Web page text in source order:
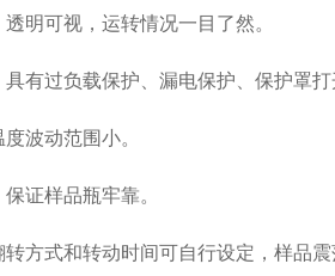
明可视，运转情况一目了然。
具有过负载保护、漏电保护、保护罩
波动范围小。
证样品瓶牢靠。
转方式和转动时间可自行设定，样品